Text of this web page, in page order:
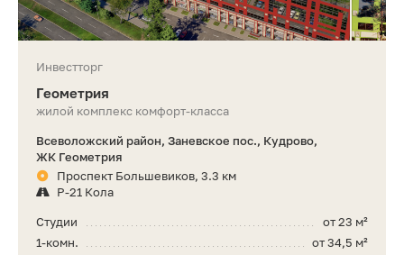
Инвестторг
Геометрия
жилой комплекс комфорт-класса
Всеволожский район, Заневское пос., Кудрово,
ЖК Геометрия
Проспект Большевиков, 3.3 км
Р-21 Кола
от 23 м²
Студии
от 34,5 м²
1-комн.